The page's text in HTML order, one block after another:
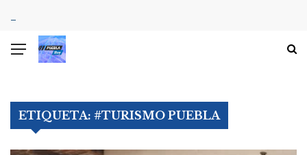
ETIQUETA: #TURISMO PUEBLA